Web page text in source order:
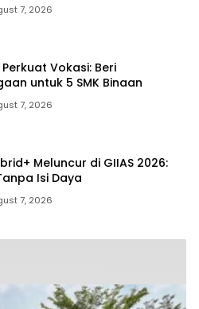
7, 2026
Vokasi: Beri
untuk 5 SMK Binaan
7, 2026
Meluncur di GIIAS 2026:
Isi Daya
7, 2026